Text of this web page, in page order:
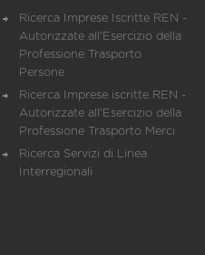
Ricerca Imprese Iscritte REN -
Autorizzate all'Esercizio della
Professione Trasporto
Persone
Ricerca Imprese iscritte REN -
Autorizzate all'Esercizio della
Professione Trasporto Merci
Ricerca Servizi di Linea
Interregionali